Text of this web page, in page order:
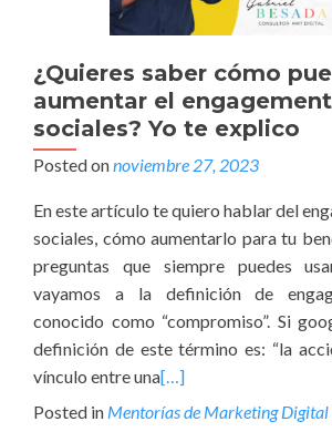
¿Quieres saber cómo
aumentar el
sociales? Yo te explico
Posted onnoviembre 27, 2023
En este artículo te quiero hablar del
sociales, cómo aumentarlo para tu
preguntas que siempre puedes
vayamos a la definición de
conocido como “compromiso”. Si
definición de este término es: “la
vínculo entre una[…]
Posted in Mentorías de Marketing Digital